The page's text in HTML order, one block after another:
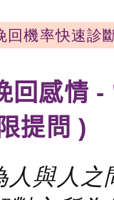
回機率快速診
回感情
提問 )
人與人